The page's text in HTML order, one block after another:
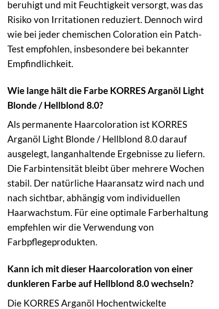
beruhigt und mit Feuchtigkeit versorgt, was das
Risiko von Irritationen reduziert. Dennoch wird
wie bei jeder chemischen Coloration ein Patch-
Test empfohlen, insbesondere bei bekannter
Empfindlichkeit.
Wie lange hält die Farbe KORRES Arganöl Light
Blonde / Hellblond 8.0?
Als permanente Haarcoloration ist KORRES
Arganöl Light Blonde / Hellblond 8.0 darauf
ausgelegt, langanhaltende Ergebnisse zu liefern.
Die Farbintensität bleibt über mehrere Wochen
stabil. Der natürliche Haaransatz wird nach und
nach sichtbar, abhängig vom individuellen
Haarwachstum. Für eine optimale Farberhaltung
empfehlen wir die Verwendung von
Farbpflegeprodukten.
Kann ich mit dieser Haarcoloration von einer
dunkleren Farbe auf Hellblond 8.0 wechseln?
Die KORRES Arganöl Hochentwickelte